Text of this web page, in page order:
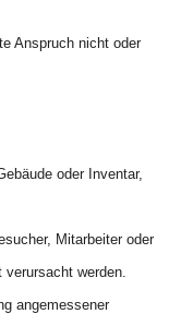
Anspruch nicht oder
oder Inventar,
Mitarbeiter oder
werden.
angemessener